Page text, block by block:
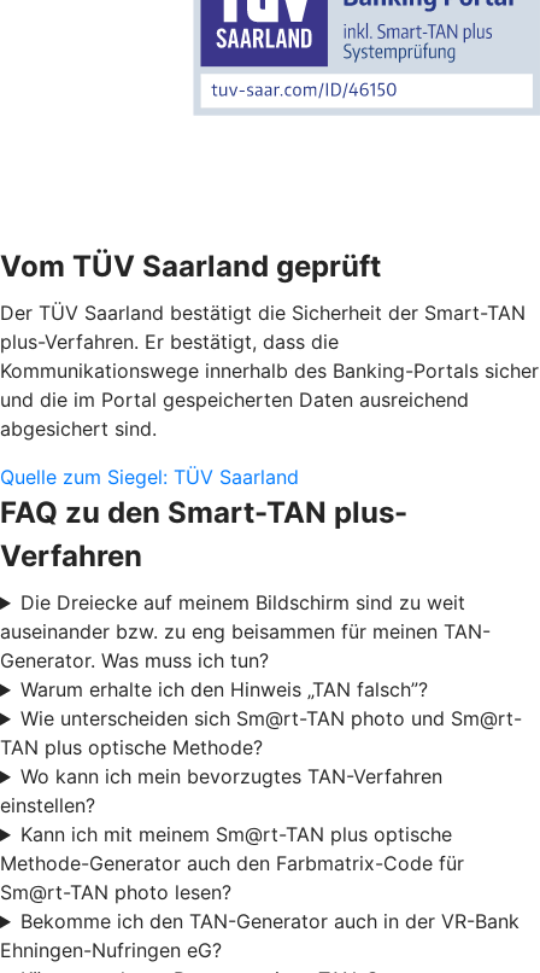
Vom TÜV Saarland geprüft
Der TÜV Saarland bestätigt die Sicherheit der Smart-TAN
plus-Verfahren. Er bestätigt, dass die
Kommunikationswege innerhalb des Banking-Portals sicher
und die im Portal gespeicherten Daten ausreichend
abgesichert sind.
Quelle zum Siegel: TÜV Saarland
FAQ zu den Smart-TAN plus-
Verfahren
Die Dreiecke auf meinem Bildschirm sind zu weit
auseinander bzw. zu eng beisammen für meinen TAN-
Generator. Was muss ich tun?
Warum erhalte ich den Hinweis „TAN falsch”?
Wie unterscheiden sich Sm@rt-TAN photo und Sm@rt-
TAN plus optische Methode?
Wo kann ich mein bevorzugtes TAN-Verfahren
einstellen?
Kann ich mit meinem Sm@rt-TAN plus optische
Methode-Generator auch den Farbmatrix-Code für
Sm@rt-TAN photo lesen?
Bekomme ich den TAN-Generator auch in der VR-Bank
Ehningen-Nufringen eG?